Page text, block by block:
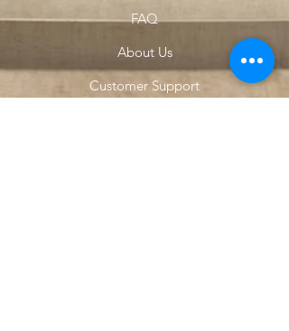
FAQ
About Us
Customer Support